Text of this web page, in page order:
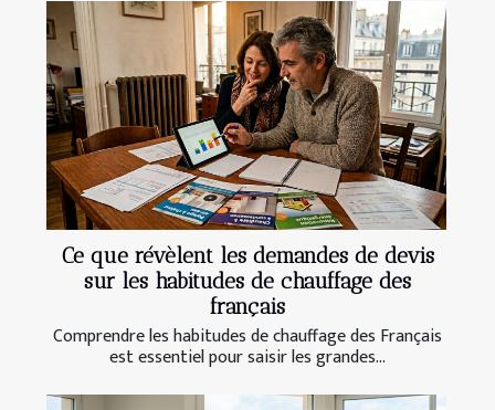
Ce que révèlent les demandes de devis
sur les habitudes de chauffage des
français
Comprendre les habitudes de chauffage des Français
est essentiel pour saisir les grandes...